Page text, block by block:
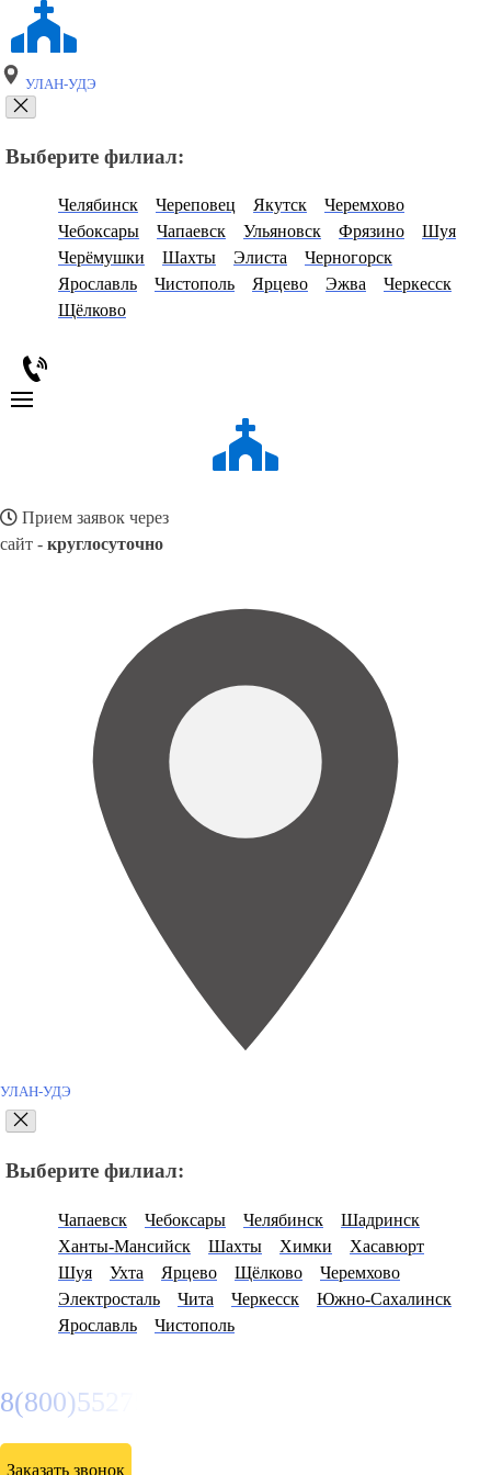
УЛАН-УДЭ
Выберите филиал:
Челябинск Череповец Якутск
Черемхово
Чебоксары
Чапаевск Ульяновск Фрязино
Шуя
Черёмушки
Шахты Элиста
Черногорск
Ярославль
Чистополь Ярцево Эжва
Черкесск
Щёлково
Прием заявок через
сайт - круглосуточно
УЛАН-УДЭ
Выберите филиал:
Чапаевск Чебоксары Челябинск
Шадринск
Ханты-Мансийск
Шахты Химки
Хасавюрт
Шуя
Ухта Ярцево Щёлково
Черемхово
Электросталь
Чита Черкесск
Южно-Сахалинск
Ярославль
Чистополь
8(800)5527584
Заказать звонок